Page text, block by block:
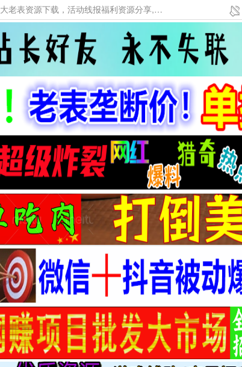
本网站提供资源工具下载，大老表资源工具，大表哥资源网软件工具，大老表资源下载，活动线报福利资源分享,活动线报，大型网游经典游戏，网络热门技术游戏辅助交流与分享。